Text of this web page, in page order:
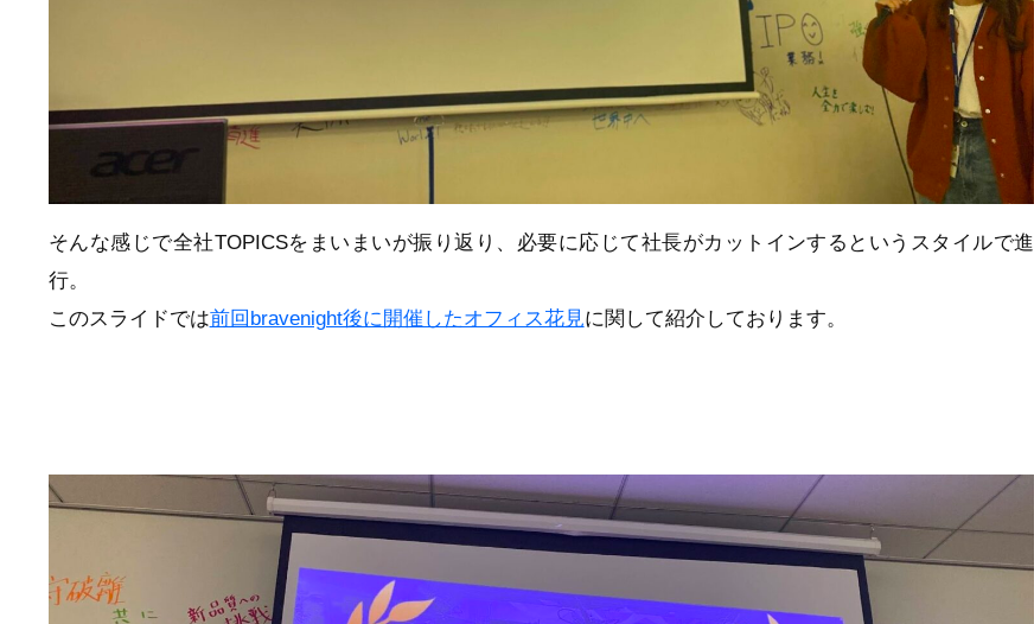
そんな感じで全社TOPICSをまいまいが振り返り、必要に応じて社長がカットインするというスタイルで進
行。
このスライドでは前回bravenight後に開催したオフィス花見に関して紹介しております。